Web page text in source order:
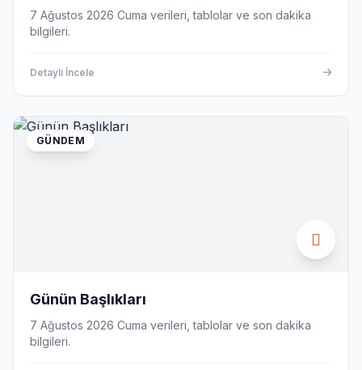
7 Ağustos 2026 Cuma verileri, tablolar ve son dakika
bilgileri.
Detaylı İncele
GÜNDEM
Günün Başlıkları
7 Ağustos 2026 Cuma verileri, tablolar ve son dakika
bilgileri.